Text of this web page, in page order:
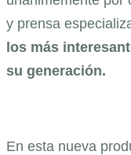
y prensa
los más
su generación.
En esta nueva